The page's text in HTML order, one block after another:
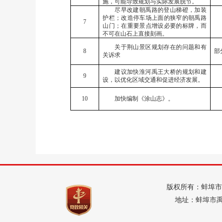
施，可能导致规划与实际发展脱节。
7
尽早改建朝禹路的登山梯磴，加装
护栏；改造停车场上面的狭窄的朝禹路
山门；在重要景点增设必要的标牌，而
不可在山石上直接刻画。
8
关于荆山景区规划存在的问题和有
关诉求
部
9
建议加快淮河禹王大桥的规划和建
设，以优化区域交通和促进经济发展。
10 加快编制《涂山志》。
版权所有：蚌埠
地址：蚌埠市